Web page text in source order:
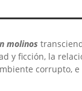
molinos
y ficción, la
corrupto,